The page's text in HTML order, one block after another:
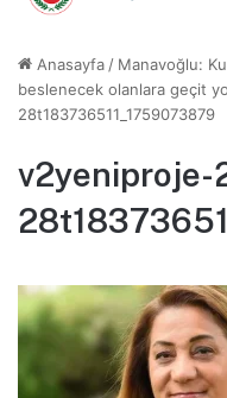
Anasayfa / Manavoğlu:
beslenecek olanlara geçit
28t183736511_1759073879
v2yeniproje-